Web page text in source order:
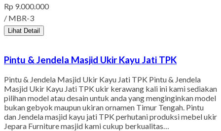
Rp 9.000.000
/ MBR-3
Lihat Detail
Pintu & Jendela Masjid Ukir Kayu Jati TPK
Pintu & Jendela Masjid Ukir Kayu Jati TPK Pintu & Jendela
Masjid Ukir Kayu Jati TPK ukir kerawang kali ini kami sediakan
pilihan model atau desain untuk anda yang menginginkan model
bukan gebyok maupun ukiran ornamen Timur Tengah. Pintu
dan Jendela masjid kayu jati TPK perhutani produksi mebel ukir
Jepara Furniture masjid kami cukup berkualitas…